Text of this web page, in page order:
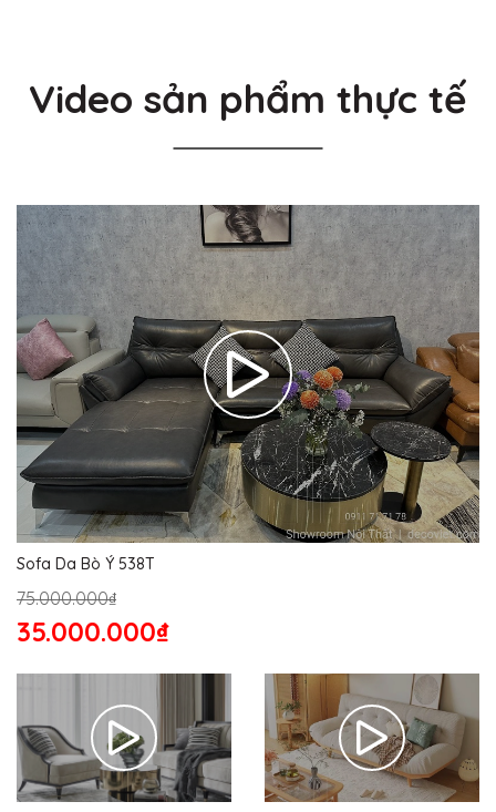
Video sản phẩm thực tế
Sofa Da Bò Ý 538T
75.000.000₫
35.000.000₫